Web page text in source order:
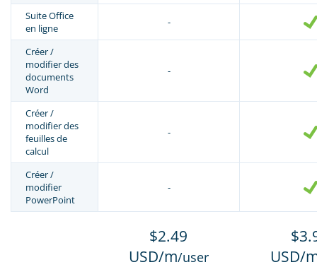
Suite Office
en ligne
-
Créer /
modifier des
documents
Word
-
Créer /
modifier des
feuilles de
calcul
-
Créer /
modifier
PowerPoint
-
$2.49
USD/m/user
USD/